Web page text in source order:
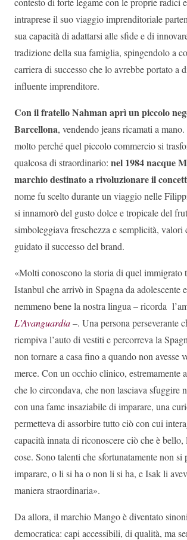
intraprese il suo viaggio imprenditoriale
sua capacità di adattarsi alle sfide e di
tradizione della sua famiglia, spingendolo a
carriera di successo che lo avrebbe portato a
influente imprenditore.
Con il fratello Nahman aprì un piccolo
Barcellona, vendendo jeans ricamati a
molto perché quel piccolo commercio si
qualcosa di straordinario: nel 1984 nacque
marchio destinato a rivoluzionare il
nome fu scelto durante un viaggio nelle
si innamorò del gusto dolce e tropicale del
simboleggiava freschezza e semplicità, valori
guidato il successo del brand.
«Molti conoscono la storia di quel immigrato
Istanbul che arrivò in Spagna da adolescente
nemmeno bene la nostra lingua – ricorda
L’Avanguardia–. Una persona perseverante
riempiva l’auto di vestiti e percorreva la
non tornare a casa fino a quando non avesse
merce. Con un occhio clinico, estremamente
che lo circondava, che non lasciava sfuggire
con una fame insaziabile di imparare, una
permetteva di assorbire tutto ciò con cui
capacità innata di riconoscere ciò che è bello,
cose. Sono talenti che sfortunatamente non si
imparare, o li si ha o non li si ha, e Isak li
maniera straordinaria».
Da allora, il marchio Mango è diventato
democratica: capi accessibili, di qualità, ma